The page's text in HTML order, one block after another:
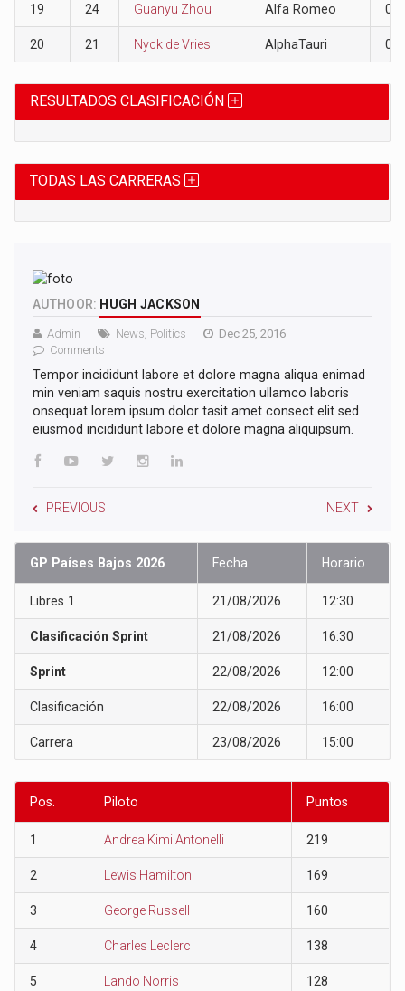
19 24 Guanyu Zhou Alfa Romeo 0
20 21 Nyck de Vries AlphaTauri 0
RESULTADOS CLASIFICACIÓN
TODAS LAS CARRERAS
AUTHOOR: HUGH JACKSON
Admin News Politics
Dec 25, 2016
Comments
Tempor incididunt labore et dolore magna aliqua enimad
min veniam saquis nostru exercitation ullamco laboris
onsequat lorem ipsum dolor tasit amet consect elit sed
eiusmod incididunt labore et dolore magna aliquipsum.
PREVIOUS NEXT
GP Países Bajos 2026 Fecha Horario
Libres 1 21/08/2026 12:30
Clasificación Sprint 21/08/2026 16:30
Sprint 22/08/2026 12:00
Clasificación 22/08/2026 16:00
Carrera 23/08/2026 15:00
Pos. Piloto Puntos
1 Andrea Kimi Antonelli 219
2 Lewis Hamilton 169
3 George Russell 160
4 Charles Leclerc 138
5 Lando Norris 128